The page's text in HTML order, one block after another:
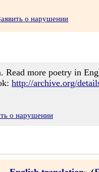
о нарушении
more poetry in
http://archive.org/
о нарушении